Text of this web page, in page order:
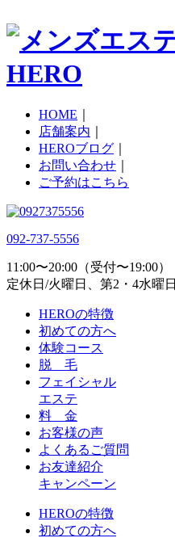
HOME
店舗案内
HEROブログ
お問い合わせ
ご予約はこちら
092-737-5556
11:00〜20:00（受付〜19:00）
定休日/火曜日、第2・4水曜日
HEROの特徴
初めての方へ
体験コース
脱 毛
フェイシャル
エステ
料 金
お客様の声
よくあるご質問
お友達紹介
キャンペーン
HEROの特徴
初めての方へ